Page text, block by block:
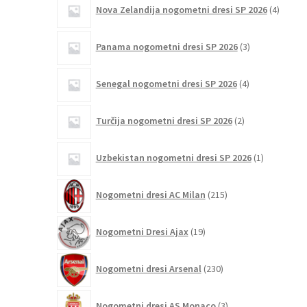
Nova Zelandija nogometni dresi SP 2026 4izdelki
Panama nogometni dresi SP 2026 3izdelki
Senegal nogometni dresi SP 2026 4izdelki
Turčija nogometni dresi SP 2026 2izdelka
Uzbekistan nogometni dresi SP 2026 1izdelek
Nogometni dresi AC Milan 215izdelkov
Nogometni Dresi Ajax 19izdelkov
Nogometni dresi Arsenal 230izdelkov